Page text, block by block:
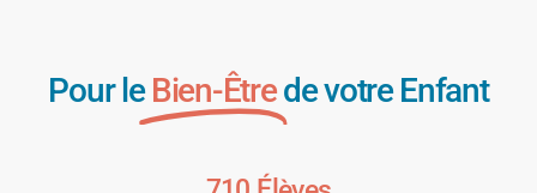
Pour leBien-Être de votre Enfant